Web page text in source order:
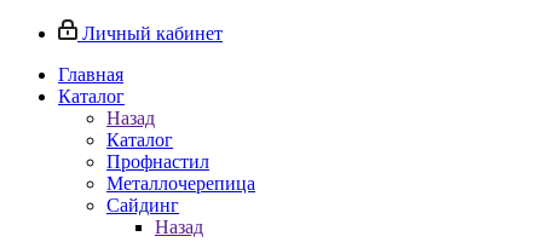
Личный кабинет
Главная
Каталог
Назад
Каталог
Профнастил
Металлочерепица
Сайдинг
Назад